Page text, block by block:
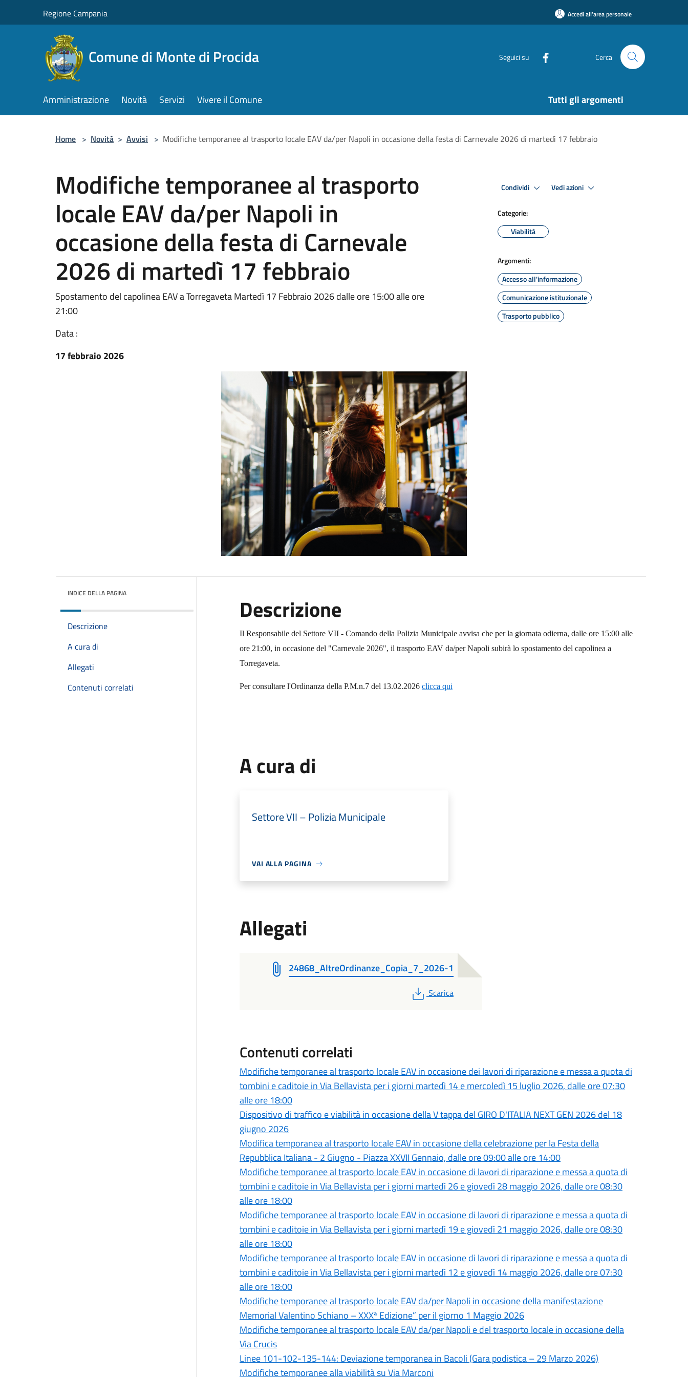
Regione Campania Accedi all'area personale
Comune di Monte di Procida Seguici su Cerca
Amministrazione Novità Servizi Vivere il Comune Tutti gli argomenti
Home > Novità > Avvisi > Modifiche temporanee al trasporto locale EAV da/per Napoli in occasione della festa di Carnevale 2026 di martedì 17 febbraio
Modifiche temporanee al trasporto
locale EAV da/per Napoli in
occasione della festa di Carnevale
2026 di martedì 17 febbraio
Spostamento del capolinea EAV a Torregaveta Martedì 17 Febbraio 2026 dalle ore 15:00 alle ore
21:00
Data :
17 febbraio 2026
Condividi Vedi azioni
Categorie:
Viabilità
Argomenti:
Accesso all'informazione
Comunicazione istituzionale
Trasporto pubblico
INDICE DELLA PAGINA
Descrizione
A cura di
Allegati
Contenuti correlati
Descrizione
Il Responsabile del Settore VII - Comando della Polizia Municipale avvisa che perla giornata odierna, dalle ore 15:00 alle
ore 21:00, in occasione del "Carnevale 2026", il trasporto EAV da/per Napoli subirà lo spostamento del capolinea a
Torregaveta.
Per consultare l'Ordinanza della P.M.n.7 del 13.02.2026 clicca qui
A cura di
Settore VII – Polizia Municipale
VAI ALLA PAGINA
Allegati
24868_AltreOrdinanze_Copia_7_2026-1
PDF
Scarica
Contenuti correlati
Modifiche temporanee al trasporto locale EAV in occasione dei lavori di riparazione e messa a quota di
tombini e caditoie in Via Bellavista per i giorni martedì 14 e mercoledì 15 luglio 2026, dalle ore 07:30
alle ore 18:00
Dispositivo di traffico e viabilità in occasione della V tappa del GIRO D'ITALIA NEXT GEN 2026 del 18
giugno 2026
Modifica temporanea al trasporto locale EAV in occasione della celebrazione per la Festa della
Repubblica Italiana - 2 Giugno - Piazza XXVII Gennaio, dalle ore 09:00 alle ore 14:00
Modifiche temporanee al trasporto locale EAV in occasione di lavori di riparazione e messa a quota di
tombini e caditoie in Via Bellavista per i giorni martedì 26 e giovedì 28 maggio 2026, dalle ore 08:30
alle ore 18:00
Modifiche temporanee al trasporto locale EAV in occasione di lavori di riparazione e messa a quota di
tombini e caditoie in Via Bellavista per i giorni martedì 19 e giovedì 21 maggio 2026, dalle ore 08:30
alle ore 18:00
Modifiche temporanee al trasporto locale EAV in occasione di lavori di riparazione e messa a quota di
tombini e caditoie in Via Bellavista per i giorni martedì 12 e giovedì 14 maggio 2026, dalle ore 07:30
alle ore 18:00
Modifiche temporanee al trasporto locale EAV da/per Napoli in occasione della manifestazione
Memorial Valentino Schiano – XXXª Edizione” per il giorno 1 Maggio 2026
Modifiche temporanee al trasporto locale EAV da/per Napoli e del trasporto locale in occasione della
Via Crucis
Linee 101-102-135-144: Deviazione temporanea in Bacoli (Gara podistica – 29 Marzo 2026)
Modifiche temporanee alla viabilità su Via Marconi